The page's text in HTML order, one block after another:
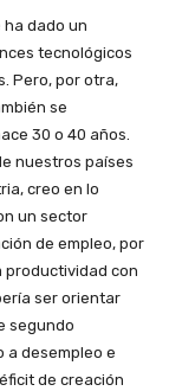
ha dado un
tecnológicos
Pero, por otra,
se
30 o 40 años.
nuestros países
creo en lo
un sector
de empleo, por
productividad con
ser orientar
segundo
a desempleo e
de creación